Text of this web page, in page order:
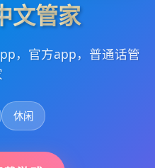
文管家
，官方app，普通话管
休闲